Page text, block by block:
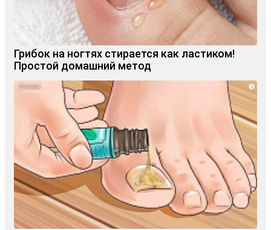
Грибок на ногтях стирается как ластиком!
Простой домашний метод
i